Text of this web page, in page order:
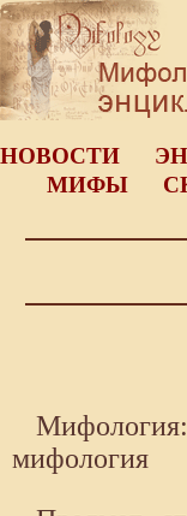
НОВОСТИ
МИФЫ
мифология